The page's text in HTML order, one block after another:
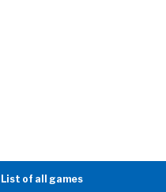
List of all games